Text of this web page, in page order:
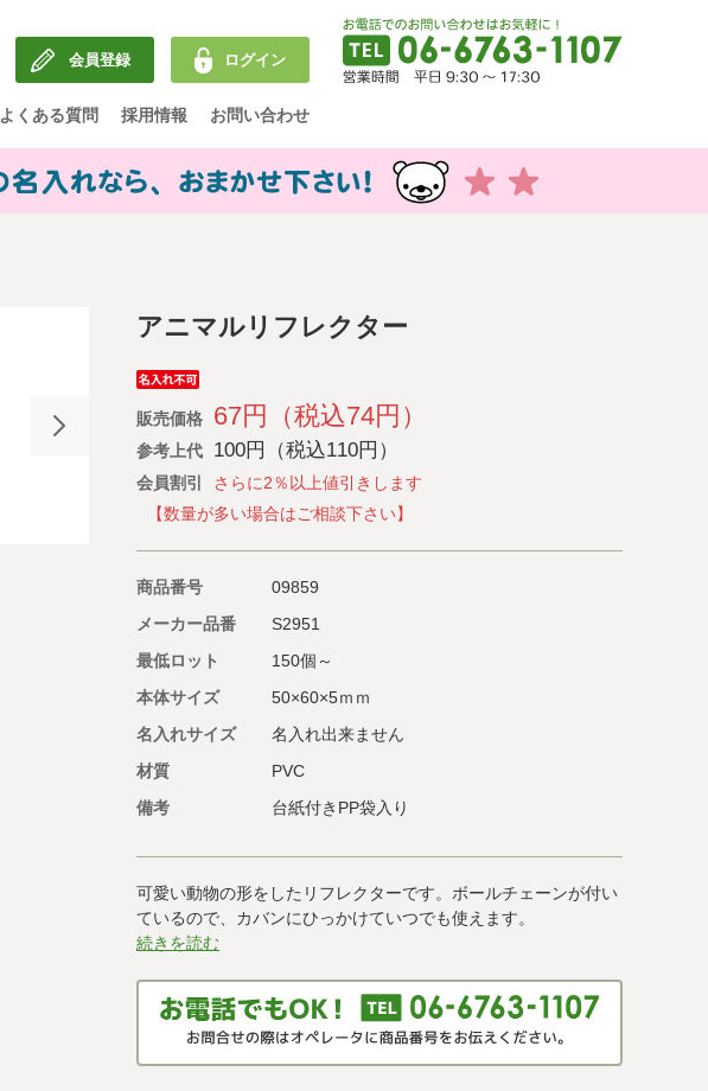
会員登録 ログイン
よくある質問 採用情報 お問い合わせ
アニマルリフレクター
販売価格 67円（税込74円）
参考上代 100円（税込110円）
会員割引
さらに2％以上値引きします
【数量が多い場合はご相談下さい】
商品番号
09859
メーカー品番
S2951
最低ロット
150個～
本体サイズ
50×60×5ｍｍ
名入れサイズ
名入れ出来ません
材質
PVC
備考
台紙付きPP袋入り
可愛い動物の形をしたリフレクターです。ボールチェーンが付い
ているので、カバンにひっかけていつでも使えます。
続きを読む